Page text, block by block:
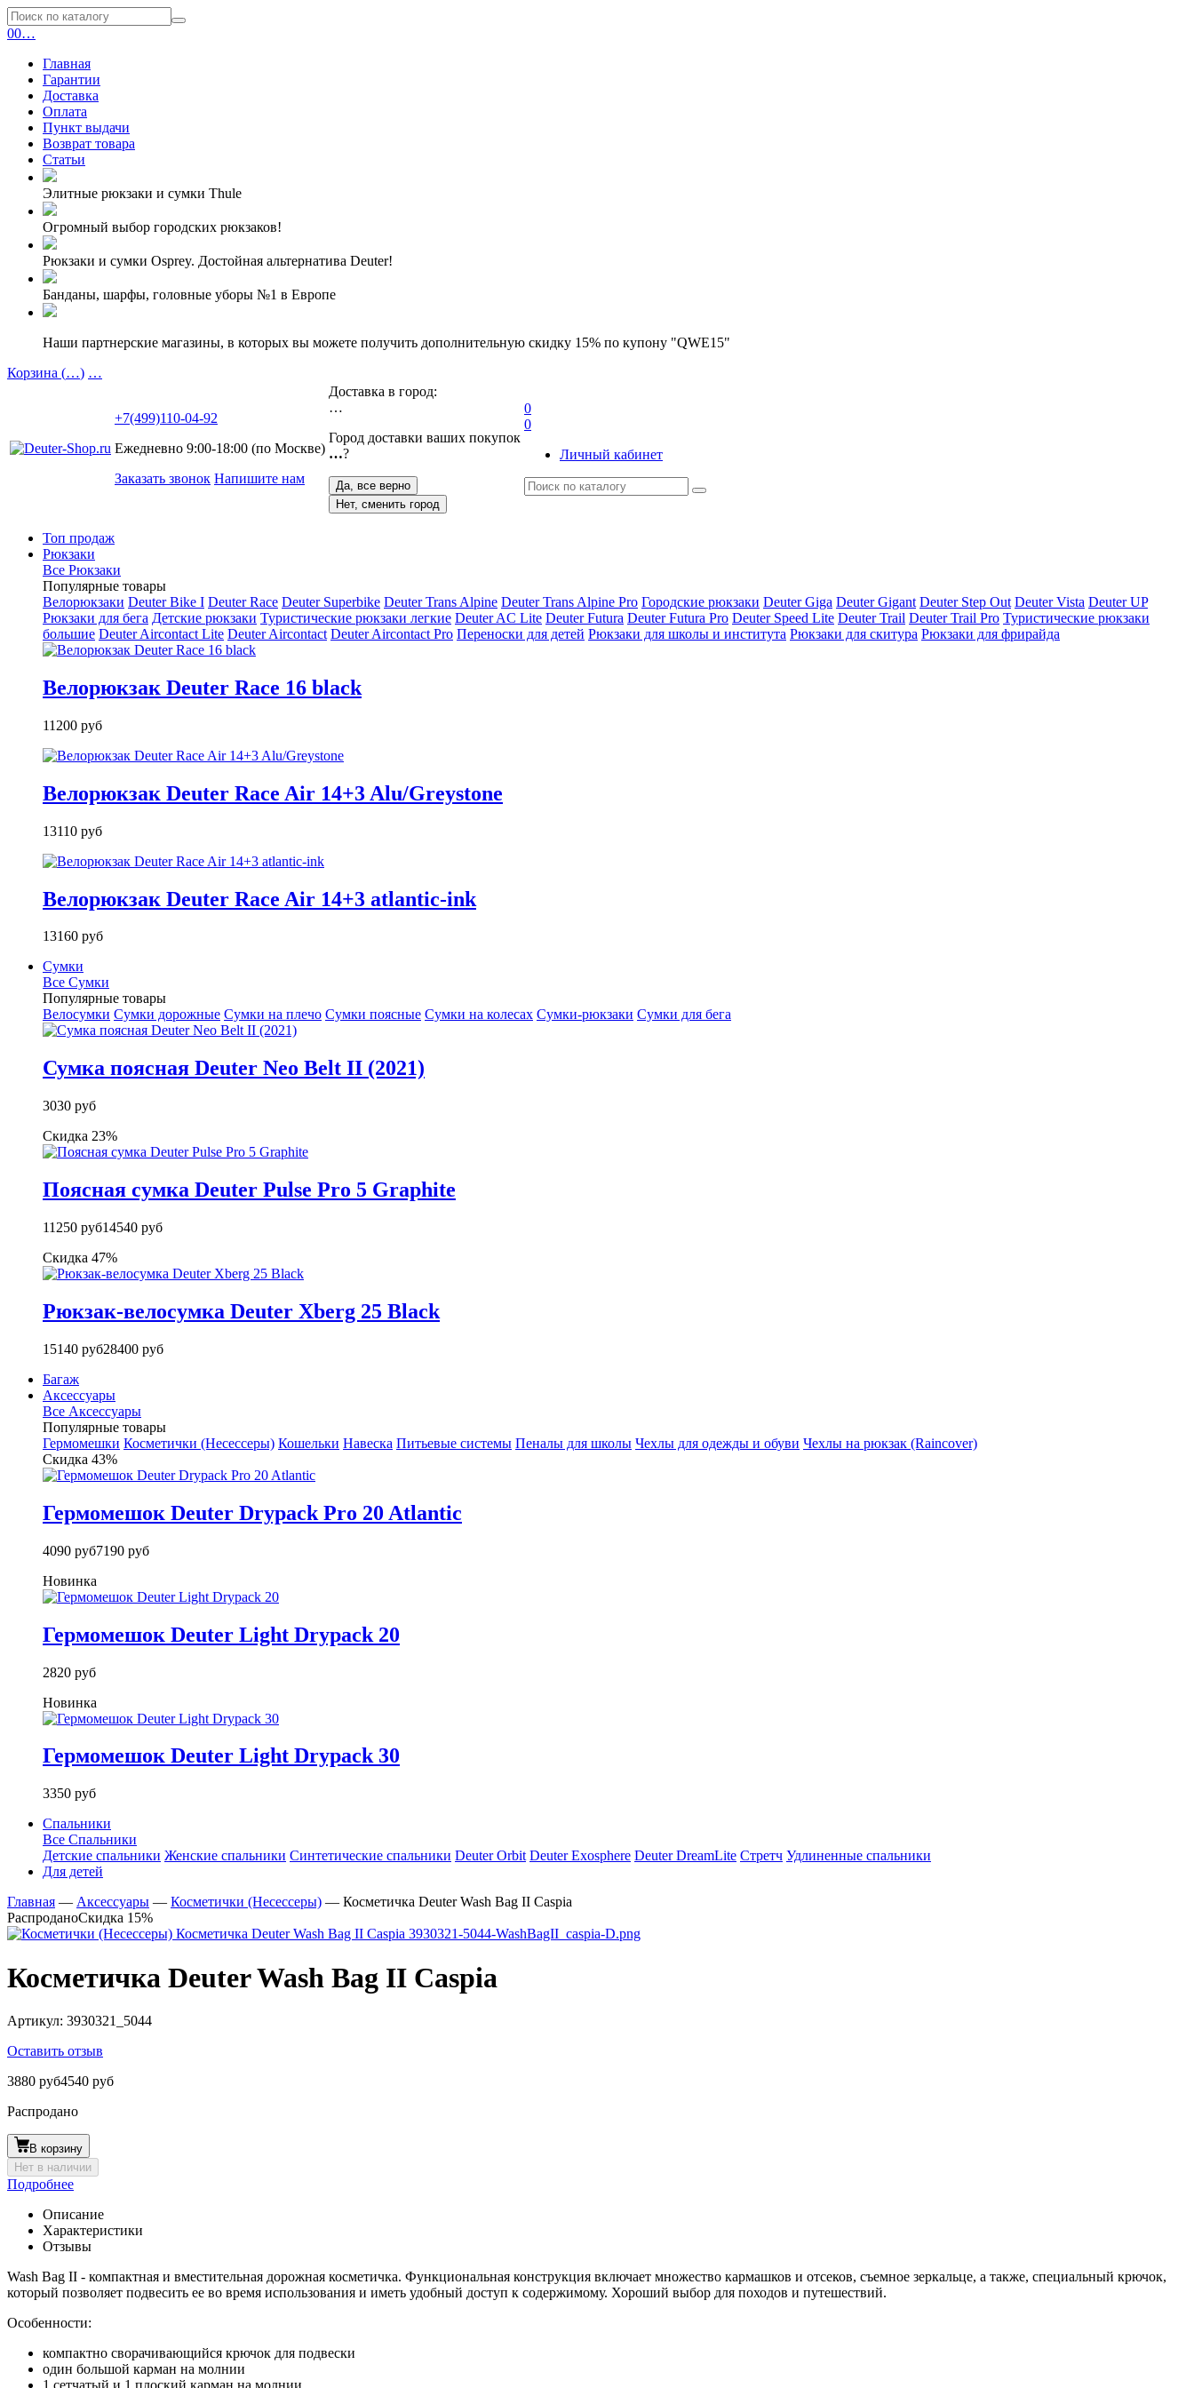
00…
Главная
Гарантии
Доставка
Оплата
Пункт выдачи
Возврат товара
Статьи
Элитные рюкзаки и сумки Thule
Огромный выбор городских рюкзаков!
Рюкзаки и сумки Osprey. Достойная альтернатива Deuter!
Банданы, шарфы, головные уборы №1 в Европе
Наши партнерские магазины, в которых вы можете получить дополнительную скидку 15% по купону "QWE15"
Корзина (…) …
+7(499)110-04-92
Ежедневно 9:00-18:00 (по Москве)
Заказать звонок Напишите нам
Доставка в город:
…
Город доставки ваших покупок
…?
Да, все верно
Нет, сменить город
0
0
Личный кабинет
Топ продаж
Рюкзаки
Все Рюкзаки
Популярные товары
Велорюкзаки Deuter Bike I Deuter Race Deuter Superbike Deuter Trans Alpine Deuter Trans Alpine Pro Городские рюкзаки Deuter Giga Deuter Gigant Deuter Step Out Deuter Vista Deuter UP
Рюкзаки для бега Детские рюкзаки Туристические рюкзаки легкие Deuter AС Lite Deuter Futura Deuter Futura Pro Deuter Speed Lite Deuter Trail Deuter Trail Pro Туристические рюкзаки
большие Deuter Aircontact Lite Deuter Aircontact Deuter Aircontact Pro Переноски для детей Рюкзаки для школы и института Рюкзаки для скитура Рюкзаки для фрирайда
Велорюкзак Deuter Race 16 black
11200 руб
Велорюкзак Deuter Race Air 14+3 Alu/Greystone
13110 руб
Велорюкзак Deuter Race Air 14+3 atlantic-ink
13160 руб
Сумки
Все Сумки
Популярные товары
Велосумки Сумки дорожные Сумки на плечо Сумки поясные Сумки на колесах Сумки-рюкзаки Сумки для бега
Сумка поясная Deuter Neo Belt II (2021)
3030 руб
Скидка 23%
Поясная сумка Deuter Pulse Pro 5 Graphite
11250 руб14540 руб
Скидка 47%
Рюкзак-велосумка Deuter Xberg 25 Black
15140 руб28400 руб
Багаж
Аксессуары
Все Аксессуары
Популярные товары
Гермомешки Косметички (Несессеры) Кошельки Навеска Питьевые системы Пеналы для школы Чехлы для одежды и обуви Чехлы на рюкзак (Raincover)
Скидка 43%
Гермомешок Deuter Drypack Pro 20 Atlantic
4090 руб7190 руб
Новинка
Гермомешок Deuter Light Drypack 20
2820 руб
Новинка
Гермомешок Deuter Light Drypack 30
3350 руб
Спальники
Все Спальники
Детские спальники Женские спальники Синтетические спальники Deuter Orbit Deuter Exosphere Deuter DreamLite Стретч Удлиненные спальники
Для детей
Главная — Аксессуары — Косметички (Несессеры) — Косметичка Deuter Wash Bag II Caspia
РаспроданоСкидка 15%
Косметичка Deuter Wash Bag II Caspia
Артикул: 3930321_5044
Оставить отзыв
3880 руб4540 руб
Распродано
В корзину
Нет в наличии
Подробнее
Описание
Характеристики
Отзывы
Wash Bag II - компактная и вместительная дорожная косметичка. Функциональная конструкция включает множество кармашков и отсеков, съемное зеркальце, а также, специальный крючок,
который позволяет подвесить ее во время использования и иметь удобный доступ к содержимому. Хороший выбор для походов и путешествий.
Особенности:
компактно сворачивающийся крючок для подвески
один большой карман на молнии